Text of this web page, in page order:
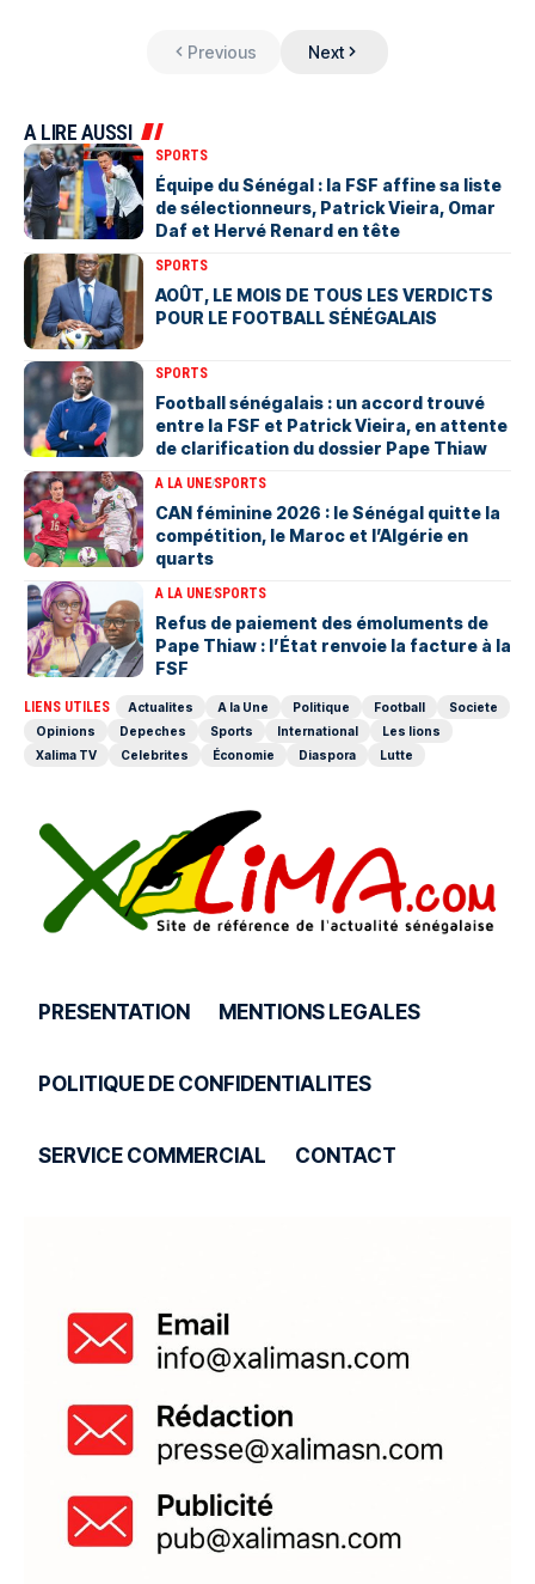
Previous Next
A LIRE AUSSI
SPORTS
Équipe du Sénégal : la FSF affine sa liste
de sélectionneurs, Patrick Vieira, Omar
Daf et Hervé Renard en tête
SPORTS
AOÛT, LE MOIS DE TOUS LES VERDICTS
POUR LE FOOTBALL SÉNÉGALAIS
SPORTS
Football sénégalais : un accord trouvé
entre la FSF et Patrick Vieira, en attente
de clarification du dossier Pape Thiaw
A LA UNESPORTS
‎CAN féminine 2026 : le Sénégal quitte la
compétition, le Maroc et l’Algérie en
quarts
A LA UNESPORTS
Refus de paiement des émoluments de
Pape Thiaw : l’État renvoie la facture à la
FSF
LIENS UTILES Actualites A la Une Politique Football
Societe
Opinions
Depeches Sports International
Les lions
Xalima TV
Celebrites Économie Diaspora Lutte
PRESENTATION MENTIONS LEGALES
POLITIQUE DE CONFIDENTIALITES
SERVICE COMMERCIAL CONTACT